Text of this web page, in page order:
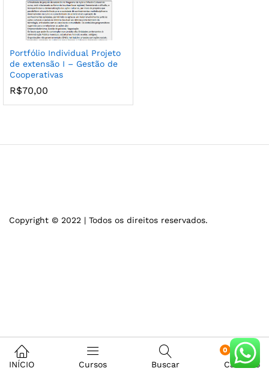
Portfólio Individual Projeto
de extensão I – Gestão de
Cooperativas
R$70,00
Copyright © 2022 | Todos os direitos reservados.
INÍCIO Cursos Buscar
0
Carrinho